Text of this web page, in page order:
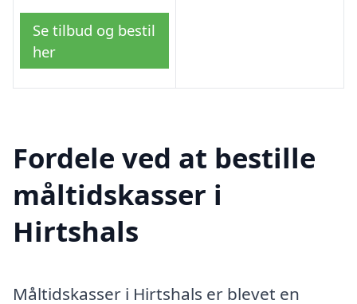
Se tilbud og bestil
her
Fordele ved at bestille
måltidskasser i
Hirtshals
Måltidskasser i Hirtshals er blevet en